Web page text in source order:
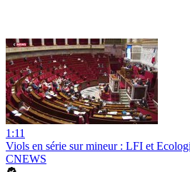
1:11
Viols en série sur mineur : LFI et
CNEWS